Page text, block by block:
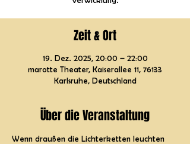
Zeit & Ort
19. Dez. 2025, 20:00 – 22:00
marotte Theater, Kaiserallee 11, 76133
Karlsruhe, Deutschland
Über die Veranstaltung
Wenn draußen die Lichterketten leuchten